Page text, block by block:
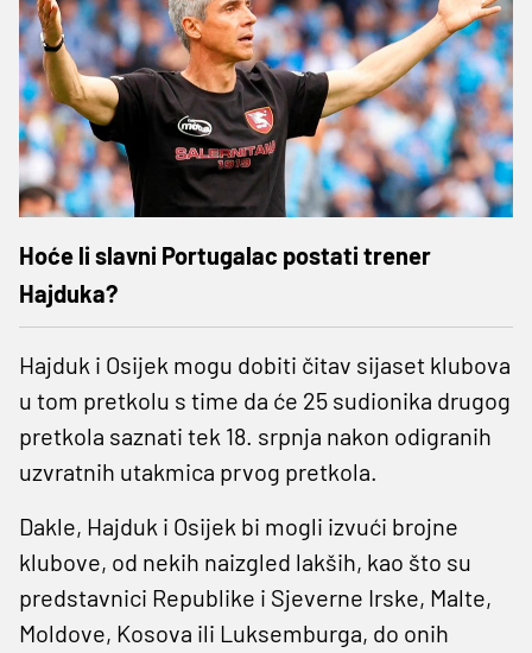
Hoće li slavni Portugalac postati trener
Hajduka?
Hajduk i Osijek mogu dobiti čitav sijaset klubova
u tom pretkolu s time da će 25 sudionika drugog
pretkola saznati tek 18. srpnja nakon odigranih
uzvratnih utakmica prvog pretkola.
Dakle, Hajduk i Osijek bi mogli izvući brojne
klubove, od nekih naizgled lakših, kao što su
predstavnici Republike i Sjeverne Irske, Malte,
Moldove, Kosova ili Luksemburga, do onih